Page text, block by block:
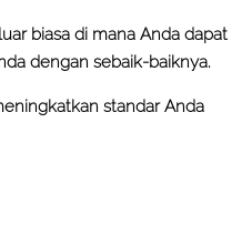
biasa di mana Anda dapat
dengan sebaik-baiknya.
standar Anda